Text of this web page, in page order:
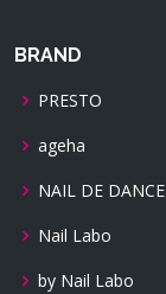
BRAND
PRESTO
ageha
NAIL DE DANCE
Nail Labo
by Nail Labo